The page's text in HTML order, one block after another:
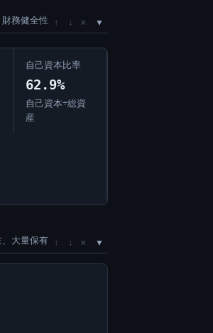
務健全性 ↑ ↓ ×
自己資本比率
62.9%
自己資本÷総資
産
大量保有 ↑ ↓ ×